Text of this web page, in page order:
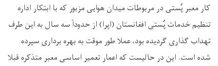
کار معبر پُستی در مربوطات میدان هوایی ﻣﺰﺑﻮﺭ که با ابتکار اداره
تنظیم خدمات پُستی اﻓﻐﺎﻧﺴﺘﺎﻥ (اﭘﺮا) از حدوداً سه سال به این طرف
تهداب گذاری گردیده بود، عملا طور موقت به بهره برداری سپرده
شده است. این در حالیست که اعمار تعمیر اساسی معبر متذکره قبلا